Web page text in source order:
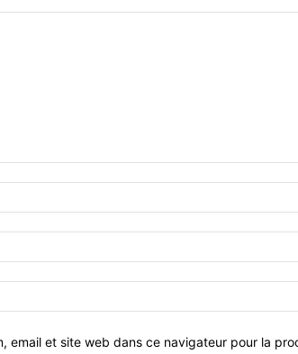
email et site web dans ce navigateur pour la